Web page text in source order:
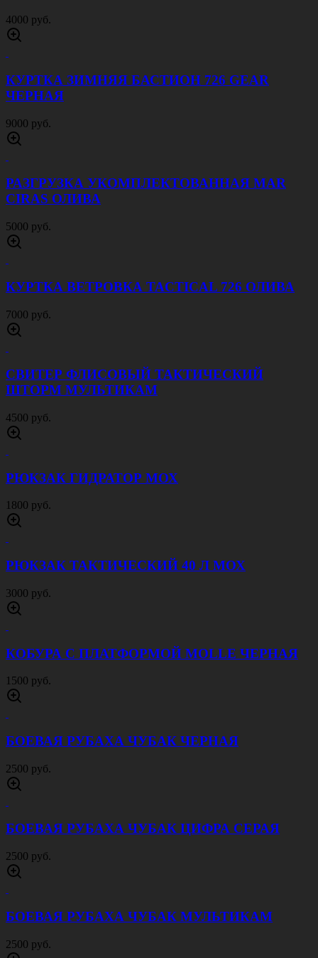
4000 руб.
КУРТКА ЗИМНЯЯ БАСТИОН 726 GEAR
ЧЕРНАЯ
9000 руб.
РАЗГРУЗКА УКОМПЛЕКТОВАННАЯ MAR
CIRAS ОЛИВА
5000 руб.
КУРТКА ВЕТРОВКА TACTICAL 726 ОЛИВА
7000 руб.
СВИТЕР ФЛИСОВЫЙ ТАКТИЧЕСКИЙ
ШТОРМ МУЛЬТИКАМ
4500 руб.
РЮКЗАК ГИДРАТОР МОХ
1800 руб.
РЮКЗАК ТАКТИЧЕСКИЙ 40 Л МОХ
3000 руб.
КОБУРА С ПЛАТФОРМОЙ MOLLE ЧЕРНАЯ
1500 руб.
БОЕВАЯ РУБАХА ЧУБАК ЧЕРНАЯ
2500 руб.
БОЕВАЯ РУБАХА ЧУБАК ЦИФРА СЕРАЯ
2500 руб.
БОЕВАЯ РУБАХА ЧУБАК МУЛЬТИКАМ
2500 руб.